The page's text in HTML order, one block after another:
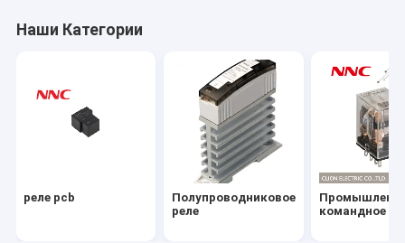
Предельный переключатель
Датчик
Реле времени
Наши Категории
реле pcb
Полупроводниковое
реле
командное